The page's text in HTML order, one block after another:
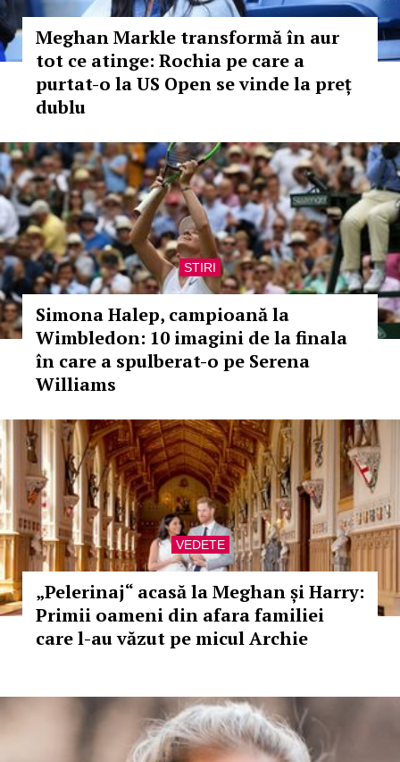
Meghan Markle transformă în aur
tot ce atinge: Rochia pe care a
purtat-o la US Open se vinde la preț
dublu
STIRI
Simona Halep, campioană la
Wimbledon: 10 imagini de la finala
în care a spulberat-o pe Serena
Williams
VEDETE
„Pelerinaj“ acasă la Meghan și Harry:
Primii oameni din afara familiei
care l-au văzut pe micul Archie